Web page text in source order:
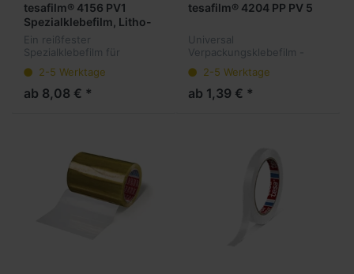
tesafilm® 4156 PV1
Spezialklebefilm, Litho-
rot
Ein reißfester
Spezialklebefilm für
Masierarbeiten in der
Lithografie.Farbe Litho-rot
2-5 Werktage
ab 8,08 € *
tesafilm® 4204 PP PV 5
Universal
Verpackungsklebefilm -
2-5 Werktage
ab 1,39 € *